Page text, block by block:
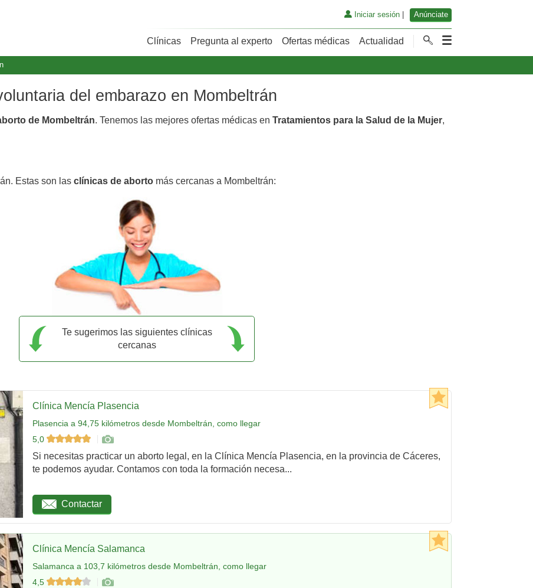
Iniciar sesión| Anúnciate
Clínicas Pregunta al experto Ofertas médicas Actualidad
del embarazo en Mombeltrán
de Mombeltrán. Tenemos las mejores ofertas médicas en Tratamientos para la Salud de la Mujer,
Estas son las clínicas de aborto más cercanas a Mombeltrán:
Te sugerimos las siguientes clínicas
cercanas
Clínica Mencía Plasencia
Plasencia a 94,75 kilómetros desde Mombeltrán, como llegar
5,0
Si necesitas practicar un aborto legal, en la Clínica Mencía Plasencia, en la provincia de Cáceres,
te podemos ayudar. Contamos con toda la formación necesa...
Contactar
Clínica Mencía Salamanca
Salamanca a 103,7 kilómetros desde Mombeltrán, como llegar
4,5